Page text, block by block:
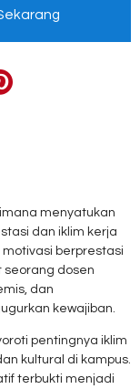
menyatukan
dan iklim kerja
motivasi berprestasi
seorang dosen
dan
kewajiban.
pentingnya iklim
kultural di kampus.
terbukti menjadi